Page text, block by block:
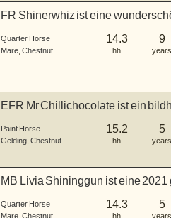
FR Shinerwhiz ist eine
Quarter Horse
Mare Chestnut
14.3
hh
9
years
EFR Mr Chillichocolate ist ein
Paint Horse
Gelding Chestnut
15.2
hh
5
years
MB Livia Shininggun ist eine
Quarter Horse
Mare Chestnut
14.3
hh
5
years